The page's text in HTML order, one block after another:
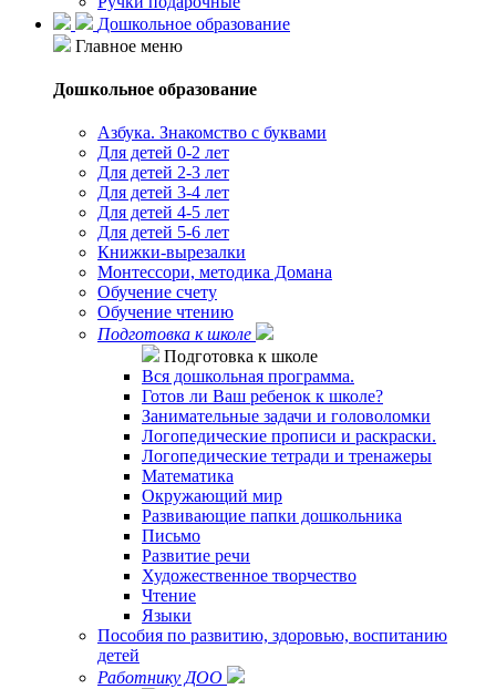
Дошкольное образование
Главное меню
Дошкольное образование
Азбука. Знакомство с буквами
Для детей 0-2 лет
Для детей 2-3 лет
Для детей 3-4 лет
Для детей 4-5 лет
Для детей 5-6 лет
Книжки-вырезалки
Монтессори, методика Домана
Обучение счету
Обучение чтению
Подготовка к школе
Подготовка к школе
Вся дошкольная программа.
Готов ли Ваш ребенок к школе?
Занимательные задачи и головоломки
Логопедические прописи и раскраски.
Логопедические тетради и тренажеры
Математика
Окружающий мир
Развивающие папки дошкольника
Письмо
Развитие речи
Художественное творчество
Чтение
Языки
Пособия по развитию, здоровью, воспитанию
детей
Работнику ДОО